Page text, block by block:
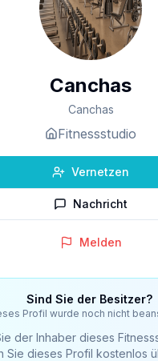
Canchas
Canchas
Fitnessstudio
Vernetzen
Nachricht
Melden
Sind Sie der Besitzer?
Profil wurde noch nicht
der Inhaber dieses
Sie dieses Profil kostenlos